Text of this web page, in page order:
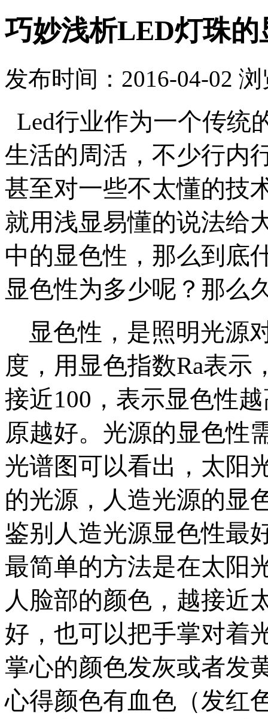
巧妙浅析LED灯珠的
发布时间：2016-04-02
Led行业作为一个传统
生活的周活，不少行内
甚至对一些不太懂的技
就用浅显易懂的说法给
中的显色性，那么到底
显色性为多少呢？那么
显色性 ，是照明光源
度，用显色指数Ra表示
接近100，表示显色性
原越好。光源的显色性
光谱图可以看出，太阳
的光源，人造光源的显
鉴别人造光源显色性最
最简单的方法是在太阳
人脸部的颜色，越接近
好，也可以把手掌对着
掌心的颜色发灰或者发
心得颜色有血色（发红